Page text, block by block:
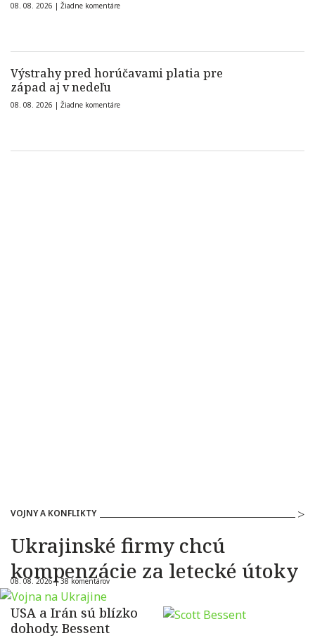
08. 08. 2026 | Žiadne komentáre
Výstrahy pred horúčavami platia pre
západ aj v nedeľu
08. 08. 2026 | Žiadne komentáre
VOJNY A KONFLIKTY
Ukrajinské firmy chcú
kompenzácie za letecké útoky
08. 08. 2026 |38 komentárov
USA a Irán sú blízko
dohody. Bessent